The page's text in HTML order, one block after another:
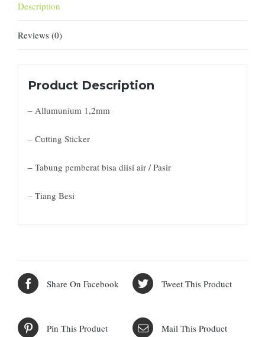
Description
Reviews (0)
Product Description
– Allumunium 1,2mm
– Cutting Sticker
– Tabung pemberat bisa diisi air / Pasir
– Tiang Besi
Share On Facebook Tweet This Product
Pin This Product Mail This Product